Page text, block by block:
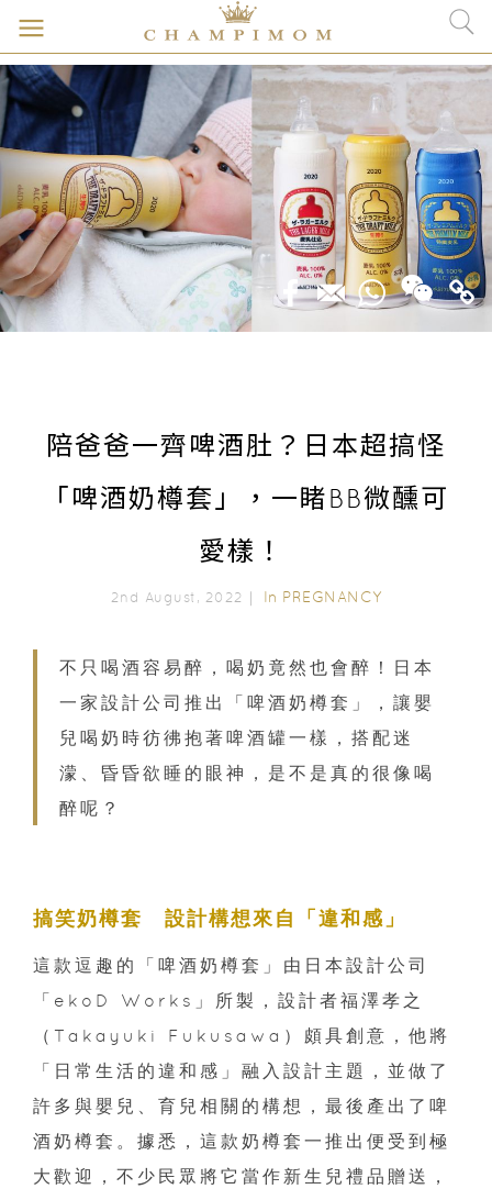
陪爸爸一齊啤酒肚？日本超搞怪
「啤酒奶樽套」，一睹BB微醺可
愛樣！
2nd August, 2022｜ In PREGNANCY
不只喝酒容易醉，喝奶竟然也會醉！日本
一家設計公司推出「啤酒奶樽套」，讓嬰
兒喝奶時彷彿抱著啤酒罐一樣，搭配迷
濛、昏昏欲睡的眼神，是不是真的很像喝
醉呢？
搞笑奶樽套 設計構想來自「違和感」
這款逗趣的「啤酒奶樽套」由日本設計公司
「ekoD Works」所製，設計者福澤孝之
（Takayuki Fukusawa）頗具創意，他將
「日常生活的違和感」融入設計主題，並做了
許多與嬰兒、育兒相關的構想，最後產出了啤
酒奶樽套。據悉，這款奶樽套一推出便受到極
大歡迎，不少民眾將它當作新生兒禮品贈送，